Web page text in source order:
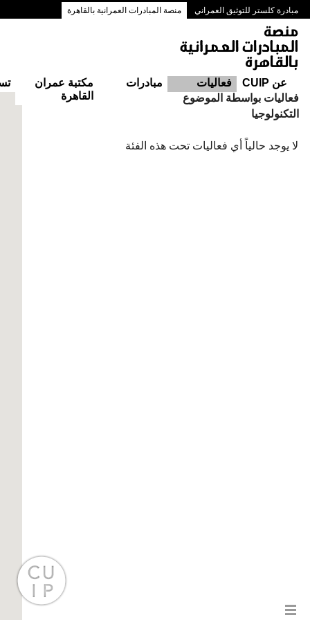
مبادرة كلستر للتوثيق العمراني منصة المبادرات العمرانية بالقاهرة
ممرات وسط البلد بالقاهرة
عن CUIP فعاليات مبادرات
مكتبة عمران
القاهرة
فعاليات بواسطة الموضوع
التكنولوجيا
لا يوجد حالياً أي فعاليات تحت هذه الفئة